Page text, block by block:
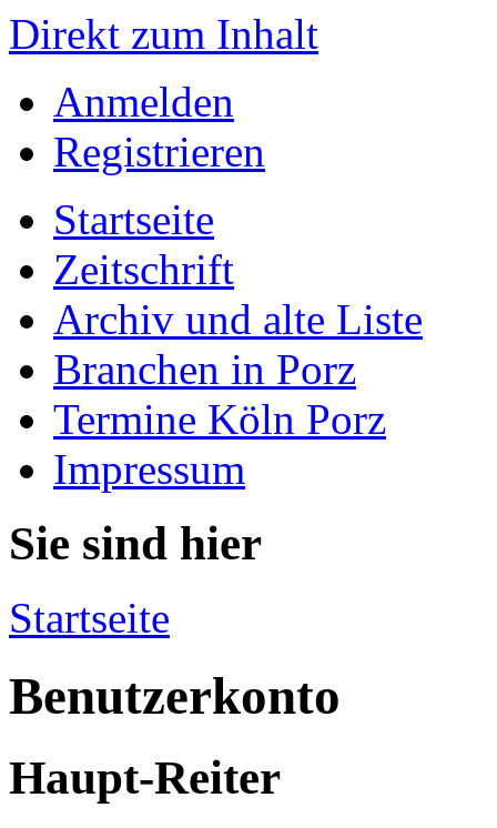
Direkt zum Inhalt
Anmelden
Registrieren
Startseite
Zeitschrift
Archiv und alte Liste
Branchen in Porz
Termine Köln Porz
Impressum
Sie sind hier
Startseite
Benutzerkonto
Haupt-Reiter